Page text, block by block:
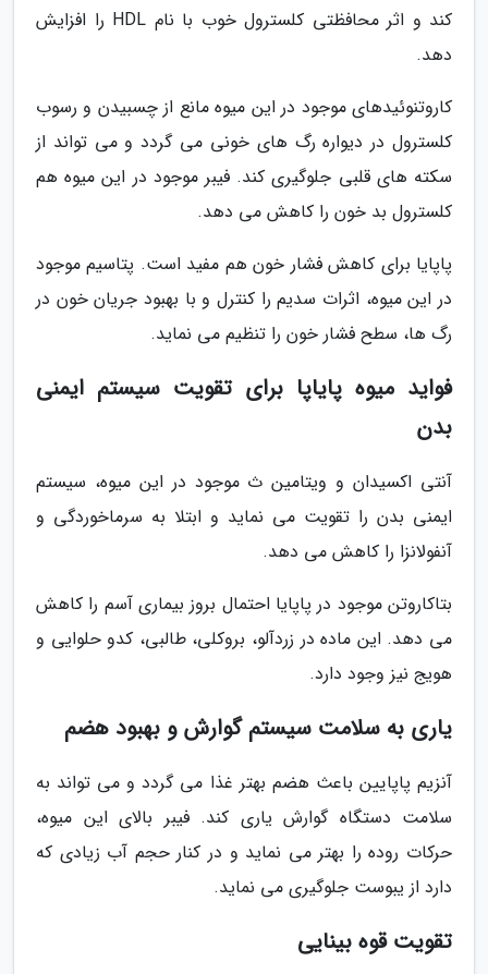
کند و اثر محافظتی کلسترول خوب با نام HDL را افزایش
دهد.
کاروتنوئیدهای موجود در این میوه مانع از چسبیدن و رسوب
کلسترول در دیواره رگ های خونی می گردد و می تواند از
سکته های قلبی جلوگیری کند. فیبر موجود در این میوه هم
کلسترول بد خون را کاهش می دهد.
پاپایا برای کاهش فشار خون هم مفید است. پتاسیم موجود
در این میوه، اثرات سدیم را کنترل و با بهبود جریان خون در
رگ ها، سطح فشار خون را تنظیم می نماید.
فواید میوه پایاپا برای تقویت سیستم ایمنی
بدن
آنتی اکسیدان و ویتامین ث موجود در این میوه، سیستم
ایمنی بدن را تقویت می نماید و ابتلا به سرماخوردگی و
آنفولانزا را کاهش می دهد.
بتاکاروتن موجود در پاپایا احتمال بروز بیماری آسم را کاهش
می دهد. این ماده در زردآلو، بروکلی، طالبی، کدو حلوایی و
هویج نیز وجود دارد.
یاری به سلامت سیستم گوارش و بهبود هضم
آنزیم پاپایین باعث هضم بهتر غذا می گردد و می تواند به
سلامت دستگاه گوارش یاری کند. فیبر بالای این میوه،
حرکات روده را بهتر می نماید و در کنار حجم آب زیادی که
دارد از یبوست جلوگیری می نماید.
تقویت قوه بینایی